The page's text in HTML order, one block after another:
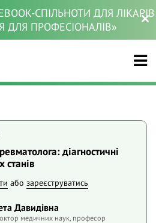
СПІЛЬНОТИ ДЛЯ ЛІКАРІВ
ДЛЯ ПРОФЕСІОНАЛІВ»
діагностичні
станів
або зареєструватись
Давидівна
медичних наук, професор